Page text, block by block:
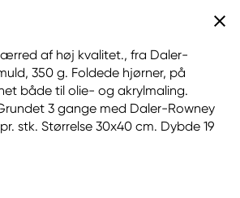
af høj kvalitet., fra Daler-
350 g. Foldede hjørner, på
både til olie- og akrylmaling.
3 gange med Daler-Rowney
stk. Størrelse 30x40 cm. Dybde 19